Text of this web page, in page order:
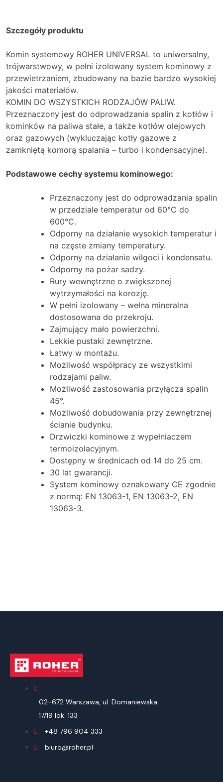
Szczegóły produktu
Komin systemowy ROHER UNIVERSAL to uniwersalny,
trójwarstwowy, w pełni izolowany system kominowy z
przewietrzaniem, zbudowany na bazie bardzo wysokiej
jakości materiałów.
KOMIN DO WSZYSTKICH RODZAJÓW PALIW.
Przeznaczony jest do odprowadzania spalin z kotłów i
kominków na paliwa stałe, a także kotłów olejowych
oraz gazowych (wykluczając kotły gazowe z
zamkniętą komorą spalania – turbo i kondensacyjne).
Podstawowe cechy systemu kominowego:
Przeznaczony jest do odprowadzania spalin
w przedziale temperatur od 60°C do
600°C.
Odporny na działanie wysokich temperatur i
na częste zmiany temperatury.
Odporny na działanie wilgoci i kondensatu.
Odporny na pożar sadzy.
Rury wewnętrzne o zwiększonej
wytrzymałości na korozję.
W pełni izolowany – wełna mineralna
dostosowana do przekroju.
Zajmujący mało powierzchni.
Lekkie pustaki zewnętrzne.
Łatwy w montażu.
Możliwość współpracy ze wszystkimi
rodzajami paliw.
Możliwość zastosowania przyłącza spalin
45°.
Możliwość dobudowania przy zewnętrznej
ścianie budynku.
Drzwiczki kominowe z wypełniaczem
termoizolacyjnym.
Dostępny w średnicach od 14 do 25 cm.
30 lat gwarancji.
System kominowy oznakowany CE zgodnie
z normą: EN 13063-1, EN 13063-2, EN
13063-3.
02-672 Warszawa, ul. Domaniewska
17/19 lok. 133
+48 796 904 333
biuro@roher.pl